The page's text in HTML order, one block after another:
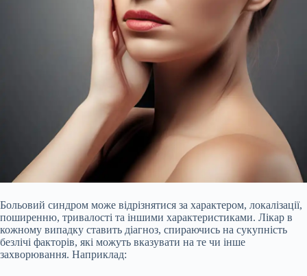
Больовий синдром може відрізнятися за характером, локалізації,
поширенню, тривалості та іншими характеристиками. Лікар в
кожному випадку ставить діагноз, спираючись на сукупність
безлічі факторів, які можуть вказувати на те чи інше
захворювання. Наприклад: